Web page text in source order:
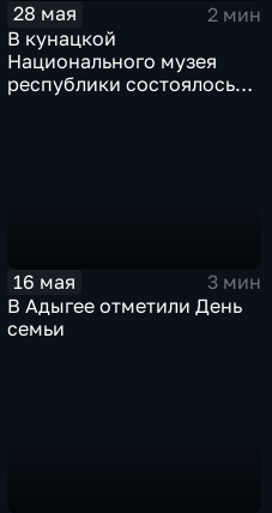
28 мая
2 мин
В кунацкой
Национального музея
республики состоялось
16 мая
3 мин
В Адыгее отметили День
семьи